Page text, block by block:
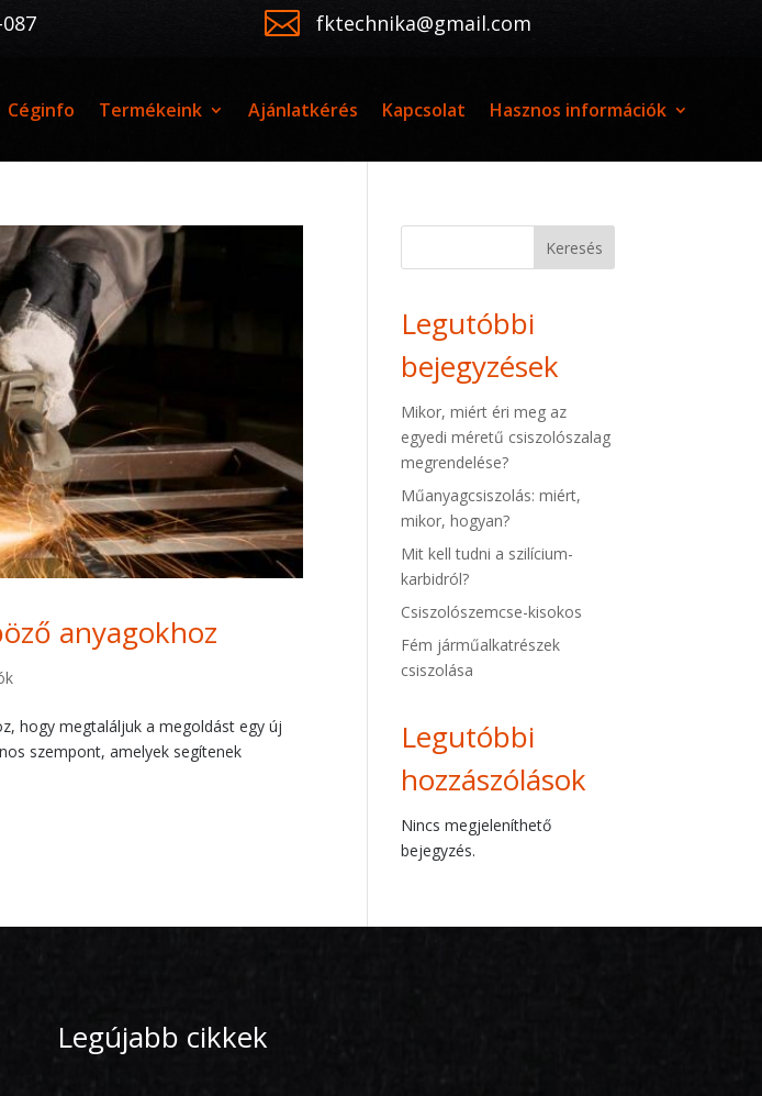
 fktechnika@gmail.com
Céginfo Termékeink Ajánlatkérés Kapcsolat Hasznos információk
anyagokhoz
hogy megtaláljuk a megoldást egy új
szempont, amelyek segítenek
Keresés
Legutóbbi
bejegyzések
Mikor, miért éri meg az
egyedi méretű csiszolószalag
megrendelése?
Műanyagcsiszolás: miért,
mikor, hogyan?
Mit kell tudni a szilícium-
karbidról?
Csiszolószemcse-kisokos
Fém járműalkatrészek
csiszolása
Legutóbbi
hozzászólások
Nincs megjeleníthető
bejegyzés.
Legújabb cikkek